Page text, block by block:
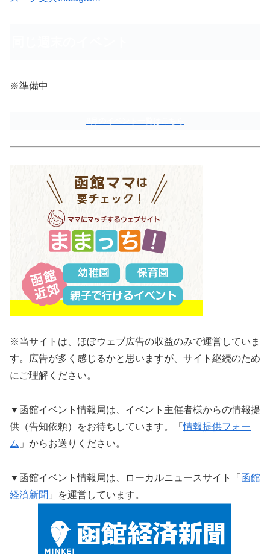
※準備中
※当サイトは、ほぼウェブ広告の収益のみで運営していま
す。広告が多く感じるかと思いますが、サイト継続のため
にご理解ください。
▼函館イベント情報局は、イベント主催者様からの情報提
供（告知依頼）をお待ちしています。「情報提供フォー
ム 」からお送りください。
▼函館イベント情報局は、ローカルニュースサイト「 函館
経済新聞 」を運営しています。